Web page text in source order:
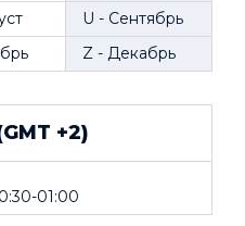
U - Сентябрь
Z - Декабрь
+2)
01:00